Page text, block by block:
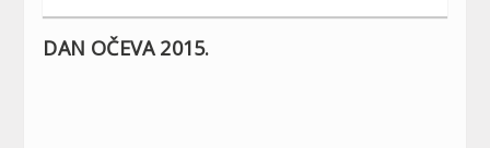
DAN OČEVA 2015.